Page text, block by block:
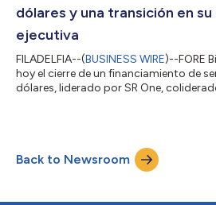
dólares y una transición en
ejecutiva
FILADELFIA--(BUSINESS WIRE)--FORE
hoy el cierre de un financiamiento de
dólares, liderado por SR One,
comparada con el texto en idioma
versión del texto que tendrá validez
Back to Newsroom